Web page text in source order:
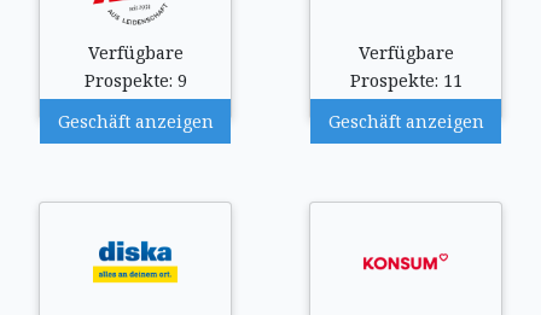
Verfügbare
Prospekte: 9
Geschäft anzeigen
Verfügbare
Prospekte: 11
Geschäft anzeigen